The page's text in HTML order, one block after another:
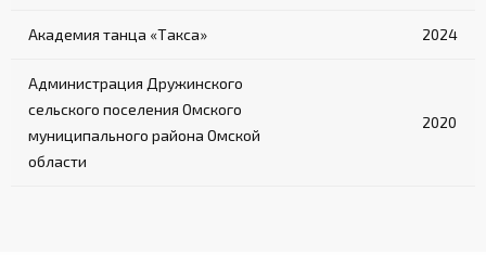
Академия танца «Такса» 2024
Администрация Дружинского
сельского поселения Омского
муниципального района Омской
области
2020